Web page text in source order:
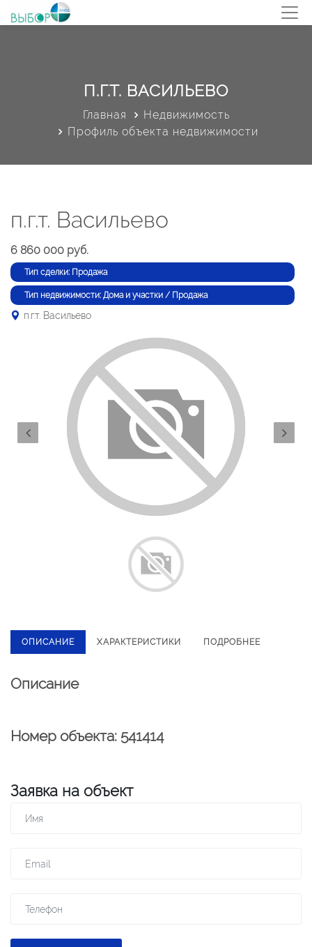
П.Г.Т. ВАСИЛЬЕВО
Главная
Недвижимость
Профиль объекта недвижимости
п.г.т. Васильево
6 860 000 руб.
Тип сделки: Продажа
Тип недвижимости: Дома и участки / Продажа
п.г.т. Васильево
ОПИСАНИЕ ХАРАКТЕРИСТИКИ ПОДРОБНЕЕ
Описание
Номер объекта: 541414
Заявка на объект